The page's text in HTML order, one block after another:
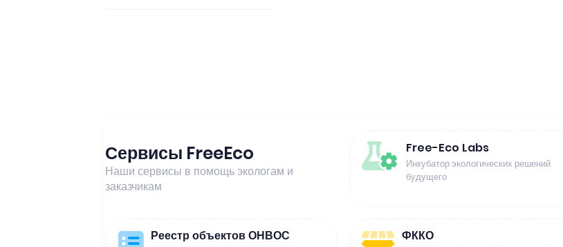
Сервисы FreeEco
Наши сервисы в помощь экологам и
заказчикам
Free-Eco Labs
Инкубатор экологических решений
будущего
Реестр объектов ОНВОС ФККО